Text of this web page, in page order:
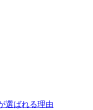
選ばれる理由